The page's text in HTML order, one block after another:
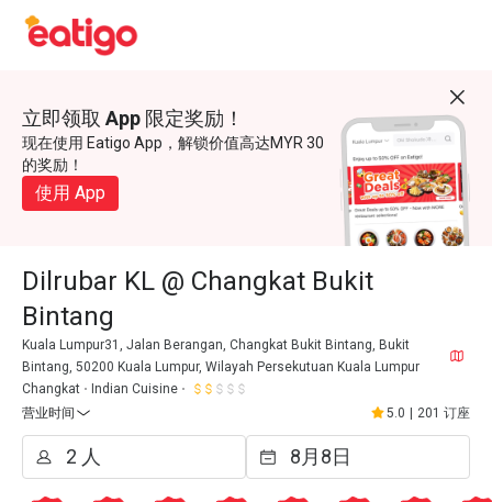
立即领取 App 限定奖励！
现在使用 Eatigo App，解锁价值高达MYR 30
的奖励！
使用 App
Dilrubar KL @ Changkat Bukit
Bintang
Kuala Lumpur31, Jalan Berangan, Changkat Bukit Bintang, Bukit
Bintang, 50200 Kuala Lumpur, Wilayah Persekutuan Kuala Lumpur
Changkat
Indian Cuisine
营业时间
5.0 201 订座